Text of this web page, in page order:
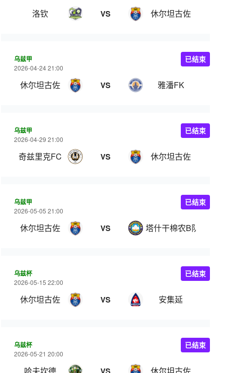
洛钦 VS 休尔坦古佐
乌兹甲
2026-04-24 21:00
休尔坦古佐 VS 雅潘FK
已结束
乌兹甲
2026-04-29 21:00
奇兹里克FC VS 休尔坦古佐
已结束
乌兹甲
2026-05-05 21:00
休尔坦古佐 VS 塔什干棉农B队
已结束
乌兹杯
2026-05-15 22:00
休尔坦古佐 VS 安集延
已结束
乌兹杯
2026-05-21 20:00
已结束